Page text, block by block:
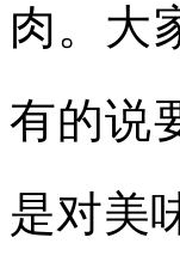
肉。大
有的说
是对美